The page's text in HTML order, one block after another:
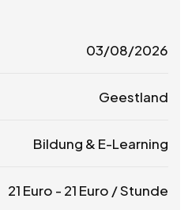
03/08/2026
Geestland
Bildung & E-Learning
21 Euro - 21 Euro / Stunde